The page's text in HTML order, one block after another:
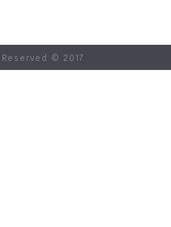
© 2017